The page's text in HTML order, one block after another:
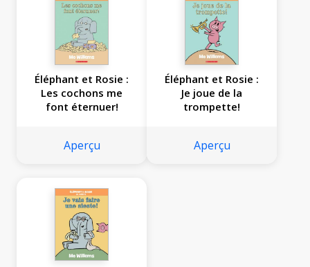
Éléphant et Rosie :
Les cochons me
font éternuer!
Aperçu
Éléphant et Rosie :
Je joue de la
trompette!
Aperçu